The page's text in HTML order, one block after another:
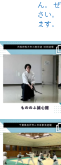
ん。
さい。
ます。